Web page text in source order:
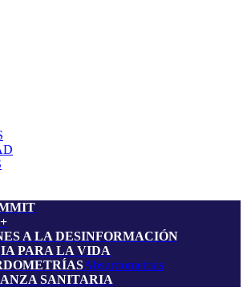
A LA DESINFORMACIÓN
PARA LA VIDA
Absurdometrias
SANITARIA